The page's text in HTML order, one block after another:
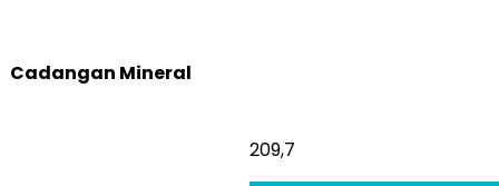
Cadangan Mineral
209,7